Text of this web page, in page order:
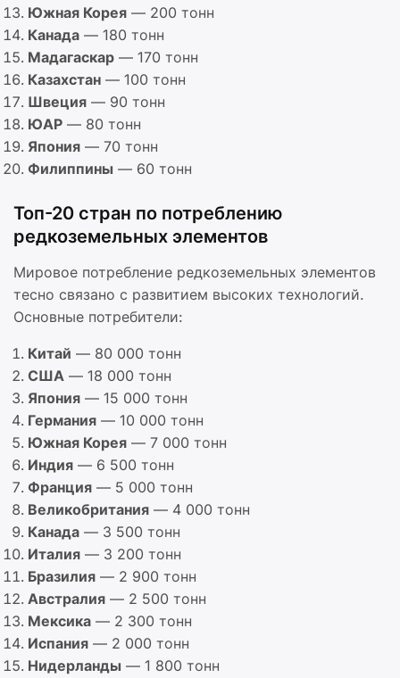
Южная Корея — 200 тонн
Канада — 180 тонн
Мадагаскар — 170 тонн
Казахстан — 100 тонн
Швеция — 90 тонн
ЮАР — 80 тонн
Япония — 70 тонн
Филиппины — 60 тонн
Топ-20 стран по потреблению
редкоземельных элементов
Мировое потребление редкоземельных элементов
тесно связано с развитием высоких технологий.
Основные потребители:
Китай — 80 000 тонн
США — 18 000 тонн
Япония — 15 000 тонн
Германия — 10 000 тонн
Южная Корея — 7 000 тонн
Индия — 6 500 тонн
Франция — 5 000 тонн
Великобритания — 4 000 тонн
Канада — 3 500 тонн
Италия — 3 200 тонн
Бразилия — 2 900 тонн
Австралия — 2 500 тонн
Мексика — 2 300 тонн
Испания — 2 000 тонн
Нидерланды — 1 800 тонн